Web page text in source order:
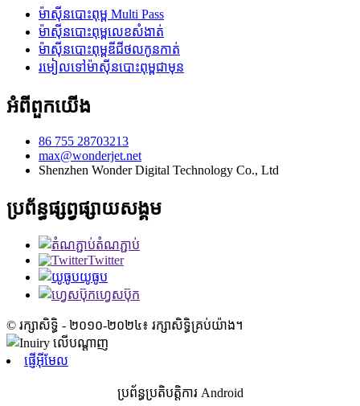
ម៉ាស៊ីនបោះពុម្ព Multi Pass
ម៉ាស៊ីនបោះពុម្ពលេខសំងាត់
ម៉ាស៊ីនបោះពុម្ពឌីជីថលកូនកាត់
រមៀលទៅម៉ាស៊ីនបោះពុម្ពជាមុន
អំពីពួកយើង
86 755 28703213
max@wonderjet.net
Shenzhen Wonder Digital Technology Co., Ltd
ប្រព័ន្ធផ្សព្វផ្សាយសង្គម
តំណភ្ជាប់
Twitter
យូធូប
ហ្វេសប៊ុក
© រក្សាសិទ្ធិ - ២០១០-២០២៤៖ រក្សាសិទ្ធិគ្រប់យ៉ាង។
ផ្ញើអ៊ីមែល
ប្រព័ន្ធប្រតិបត្តិការ Android